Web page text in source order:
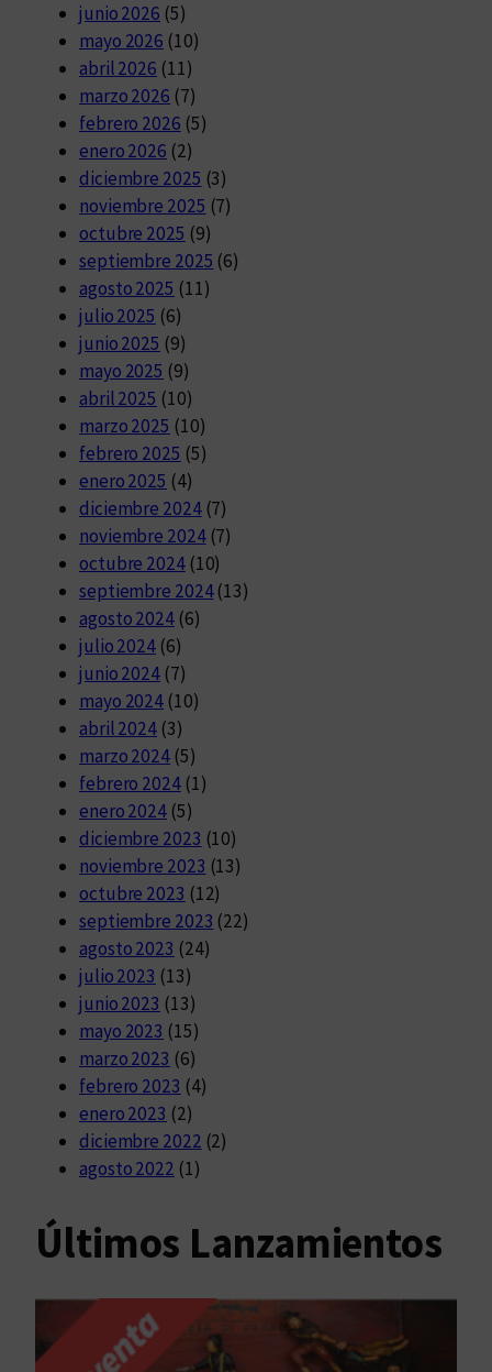
junio 2026 (5)
mayo 2026 (10)
abril 2026 (11)
marzo 2026 (7)
febrero 2026 (5)
enero 2026 (2)
diciembre 2025 (3)
noviembre 2025 (7)
octubre 2025 (9)
septiembre 2025 (6)
agosto 2025 (11)
julio 2025 (6)
junio 2025 (9)
mayo 2025 (9)
abril 2025 (10)
marzo 2025 (10)
febrero 2025 (5)
enero 2025 (4)
diciembre 2024(7)
noviembre 2024(7)
octubre 2024(10)
septiembre 2024(13)
agosto 2024(6)
julio 2024 (6)
junio 2024 (7)
mayo 2024 (10)
abril 2024 (3)
marzo 2024 (5)
febrero 2024(1)
enero 2024 (5)
diciembre 2023 (10)
noviembre 2023 (13)
octubre 2023 (12)
septiembre 2023 (22)
agosto 2023 (24)
julio 2023 (13)
junio 2023 (13)
mayo 2023 (15)
marzo 2023 (6)
febrero 2023 (4)
enero 2023 (2)
diciembre 2022 (2)
agosto 2022 (1)
Últimos Lanzamientos